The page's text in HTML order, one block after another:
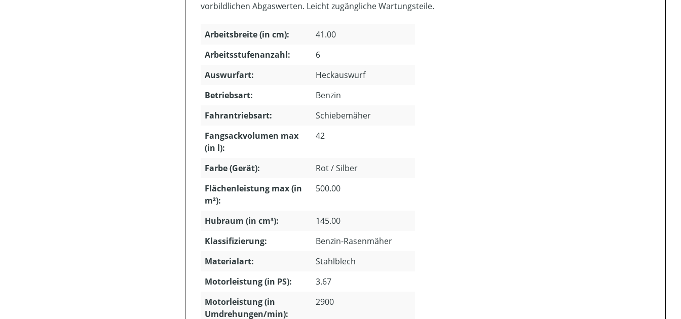
vorbildlichen Abgaswerten. Leicht zugängliche Wartungsteile.
Arbeitsbreite (in cm):
41.00
Arbeitsstufenanzahl:
6
Auswurfart:
Heckauswurf
Betriebsart:
Benzin
Fahrantriebsart:
Schiebemäher
Fangsackvolumen max
(in l):
42
Farbe (Gerät):
Rot / Silber
Flächenleistung max (in
m²):
500.00
Hubraum (in cm³):
145.00
Klassifizierung:
Benzin-Rasenmäher
Materialart:
Stahlblech
Motorleistung (in PS):
3.67
Motorleistung (in
Umdrehungen/min):
2900